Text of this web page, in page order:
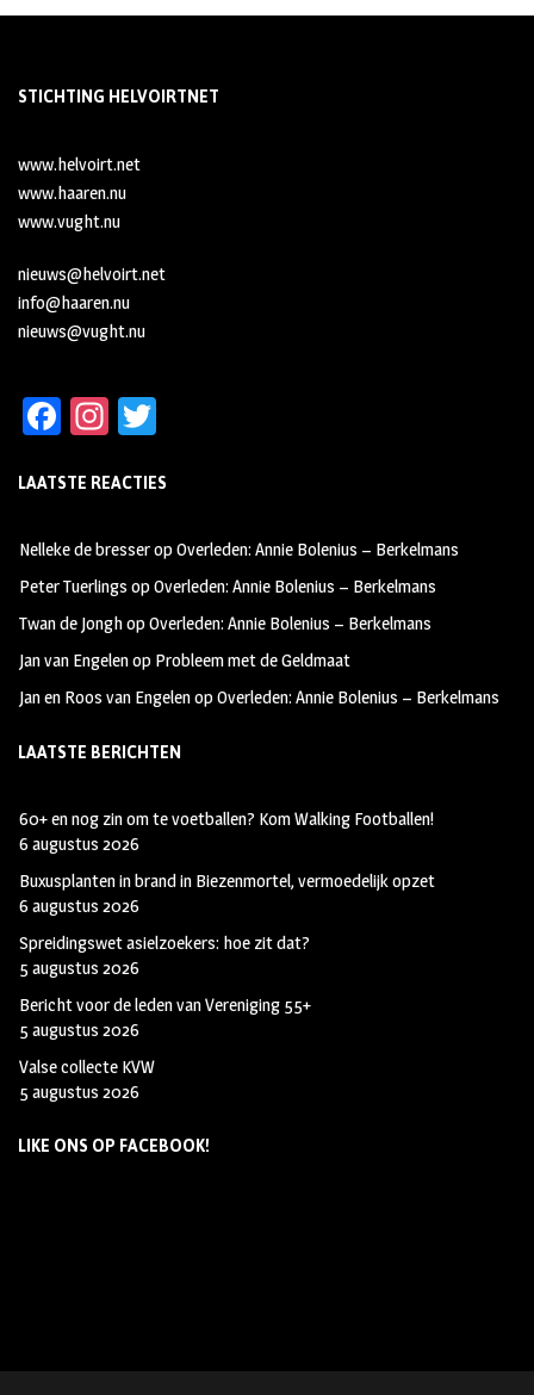
STICHTING HELVOIRTNET
www.helvoirt.net
www.haaren.nu
www.vught.nu
nieuws@helvoirt.net
info@haaren.nu
nieuws@vught.nu
Fa
b
oo
k
In
ag
m
tt
LAATSTE REACTIES
Nelleke de bresseropOverleden: Annie Bolenius – Berkelmans
Peter Tuerlings opOverleden: Annie Bolenius – Berkelmans
Twan de JonghopOverleden: Annie Bolenius – Berkelmans
Jan van Engelenop Probleem met de Geldmaat
Jan en Roos van EngelenopOverleden: Annie Bolenius – Berkelmans
LAATSTE BERICHTEN
60+ en nog zin om te voetballen? Kom Walking Footballen!
6 augustus 2026
Buxusplanten in brand in Biezenmortel, vermoedelijk opzet
6 augustus 2026
Spreidingswet asielzoekers: hoe zit dat?
5 augustus 2026
Bericht voor de leden van Vereniging 55+
5 augustus 2026
Valse collecte KVW
5 augustus 2026
LIKE ONS OP FACEBOOK!